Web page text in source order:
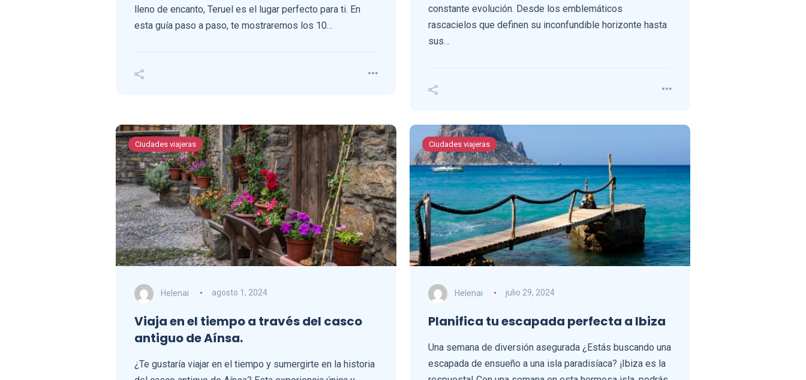
lleno de encanto, Teruel es el lugar perfecto para ti. En
esta guía paso a paso, te mostraremos los 10…
constante evolución. Desde los emblemáticos
rascacielos que definen su inconfundible horizonte hasta
sus…
Ciudades viajeras
Helenai agosto 1, 2024
Viaja en el tiempo a través del casco
antiguo de Aínsa.
¿Te gustaría viajar en el tiempo y sumergirte en la historia
Ciudades viajeras
Helenai julio 29, 2024
Planifica tu escapada perfecta a Ibiza
Una semana de diversión asegurada ¿Estás buscando una
escapada de ensueño a una isla paradisíaca? ¡Ibiza es la